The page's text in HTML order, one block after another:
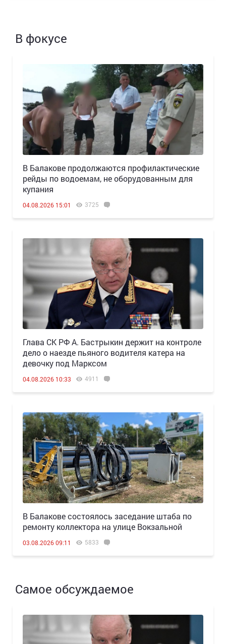
В фокусе
В Балакове продолжаются профилактические
рейды по водоемам, не оборудованным для
купания
04.08.2026 15:01 3725
Глава СК РФ А. Бастрыкин держит на контроле
дело о наезде пьяного водителя катера на
девочку под Марксом
04.08.2026 10:33 4911
В Балакове состоялось заседание штаба по
ремонту коллектора на улице Вокзальной
03.08.2026 09:11 5833
Самое обсуждаемое